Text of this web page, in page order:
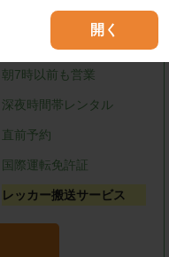
開く
ETCレンタル
ウィークリーレンタル
朝7時以前も営業
深夜時間帯レンタル
直前予約
国際運転免許証
レッカー搬送サービス